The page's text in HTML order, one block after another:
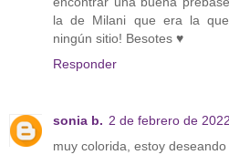
la de Milani que era la
ningún sitio! Besotes ♥
Responder
sonia b. 2 de febrero de
muy colorida, estoy